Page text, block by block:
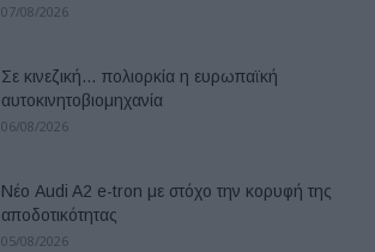
07/08/2026
Σε κινεζική… πολιορκία η ευρωπαϊκή
αυτοκινητοβιομηχανία
06/08/2026
Νέο Audi A2 e-tron με στόχο την κορυφή της
αποδοτικότητας
05/08/2026